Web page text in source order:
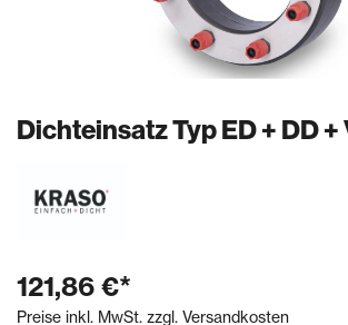
Dichteinsatz Typ ED + DD +
121,86 €*
Preise inkl. MwSt. zzgl. Versandkosten